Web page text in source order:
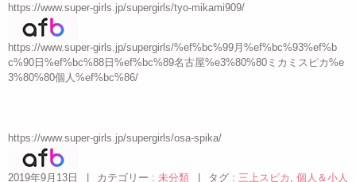
https://www.super-girls.jp/supergirls/tyo-mikami909/
https://www.super-girls.jp/supergirls/%ef%bc%99月%ef%bc%93%ef%b
c%90日%ef%bc%88日%ef%bc%89名古屋%e3%80%80ミカミスピカ%e
3%80%80個人%ef%bc%86/
https://www.super-girls.jp/supergirls/osa-spika/
2019年9月13日 | カテゴリー : 未分類 | タグ : 三上スピカ
個人＆小人